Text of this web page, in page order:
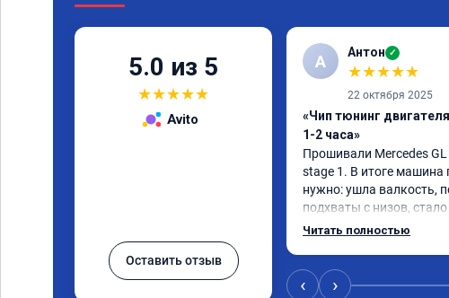
5.0 из 5
★★★★★
Avito
Оставить отзыв
А Антон ✓
★★★★★
22 октября 2025
«Чип тюнинг
1-2 часа»
Прошивали Mercedes
stage 1. В итоге машина
нужно: ушла валкость,
подхваты с низов, стало
Одни из лучших трат, в
Читать полностью
‹ ›